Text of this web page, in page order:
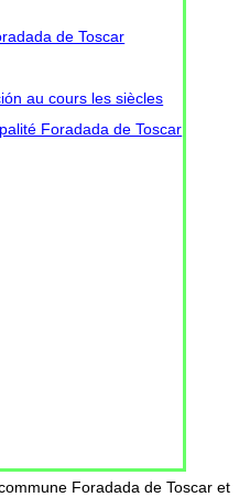
de Toscar
au cours les siècles
Foradada de Toscar
Foradada de Toscar et